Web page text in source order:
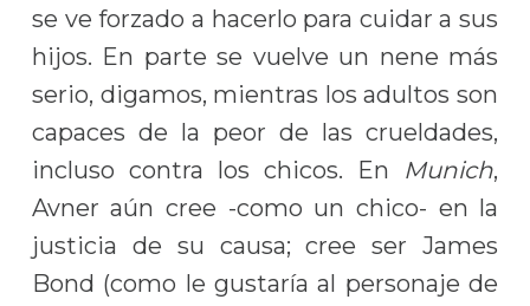
se ve forzado a hacerlo para cuidar a sus
hijos. En parte se vuelve un nene más
serio, digamos, mientras los adultos son
capaces de la peor de las crueldades,
incluso contra los chicos. En Munich,
Avner aún cree -como un chico- en la
justicia de su causa; cree ser James
Bond (como le gustaría al personaje de